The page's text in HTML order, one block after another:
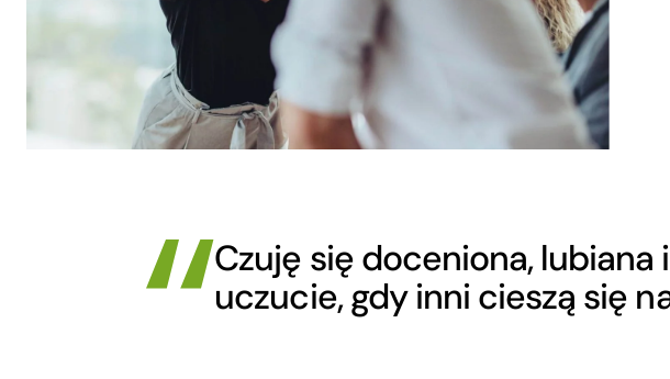
Czuję się doceniona,
uczucie, gdy inni cieszą się